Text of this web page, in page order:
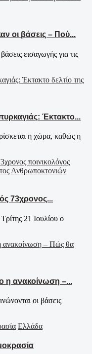
οι βάσεις – Πού...
εισαγωγής για τις
Έκτακτο...
η χώρα, καθώς η
73χρονος...
21 Ιουλίου ο
η ανακοίνωση –...
οι βάσεις
Ελλάδα